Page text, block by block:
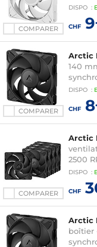
COMPARER
DISPO :
CHF9
COMPARER
Arctic
140
DISPO :
CHF8
COMPARER
Arctic
2500
DISPO :
CHF
Arctic
boîtier